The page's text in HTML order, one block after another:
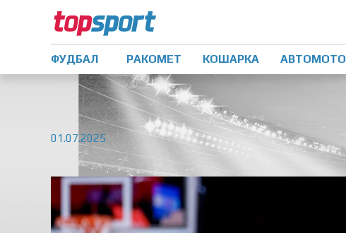
ФУДБАЛ РАКОМЕТ КОШАРКА АВТОМОТО
01.07.2025